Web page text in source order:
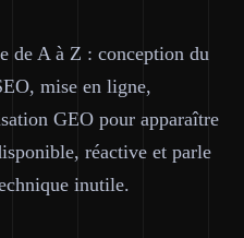
de A à Z : conception du
mise en ligne,
GEO pour apparaître
réactive et parle
inutile.